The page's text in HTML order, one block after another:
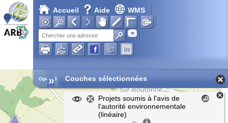
Accueil Aide WMS
Adresse
Chargement en cours...
Open Street Map
» Couches sélectionnées
Projets soumis à l'avis de
l'autorité environnementale
(linéaire)